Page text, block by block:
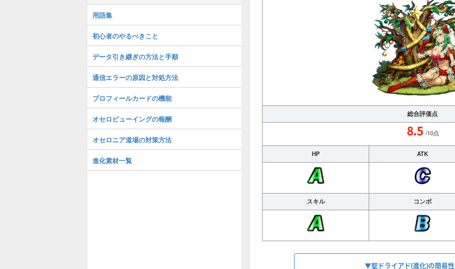
総合評価点
/10点
HP ATK
スキル コンボ
▼聖ドライアド(進化)の簡易
用語集
初心者のやるべきこと
データ引き継ぎの方法と手順
通信エラーの原因と対処方法
プロフィールカードの機能
オセロビューイングの報酬
オセロニア道場の対策方法
進化素材一覧